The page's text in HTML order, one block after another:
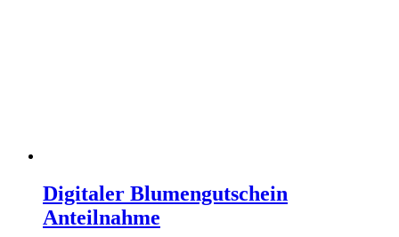
Digitaler Blumengutschein
Anteilnahme